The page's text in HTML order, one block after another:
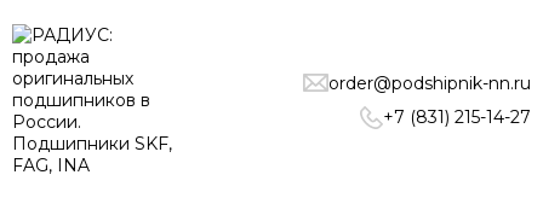
order@podshipnik-nn.ru
+7 (831) 215-14-27
ПОДШИПНИКИ
ЛИНЕЙНЫЕ ТЕХНОЛОГИИ
РЕМНИ